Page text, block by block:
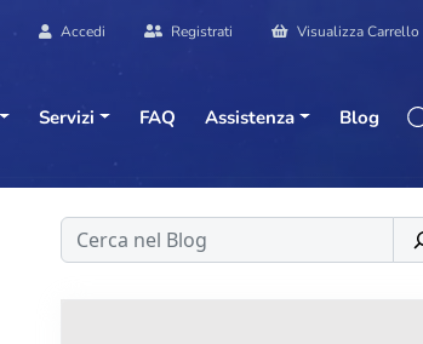
Accedi Registrati Visualizza Carrello
Servizi FAQ Assistenza Blog
Cerca